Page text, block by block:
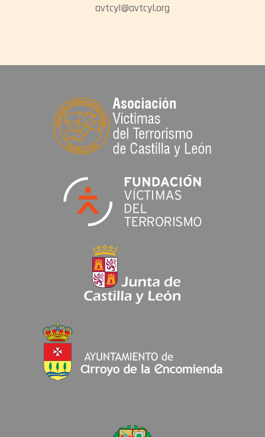
avtcyl@avtcyl.org